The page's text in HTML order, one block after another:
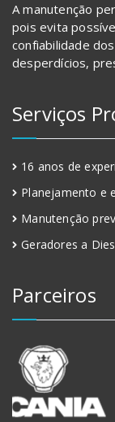
A manutenção
pois evita
confiabilidade
desperdícios,
Serviços
16 anos de
Planejamento e
Manutenção
Geradores a
Parceiros